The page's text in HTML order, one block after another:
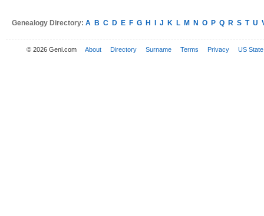
Genealogy Directory: A B C D E F G H J K L M N O P Q R S T U
© 2026 Geni.com About Directory Surname Terms Privacy US